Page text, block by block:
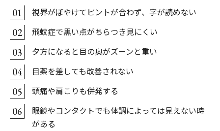
01 視界がぼやけてピントが合わず、字が読めない
02 飛蚊症で黒い点がちらつき見にくい
03 夕方になると目の奥がズーンと重い
04 目薬を差しても改善されない
05 頭痛や肩こりも併発する
06
眼鏡やコンタクトでも体調によっては見えない時
がある